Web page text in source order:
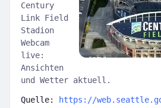
Century
Link Field
Stadion
Webcam
live:
Ansichten
und Wetter aktuell.
Quelle: https://